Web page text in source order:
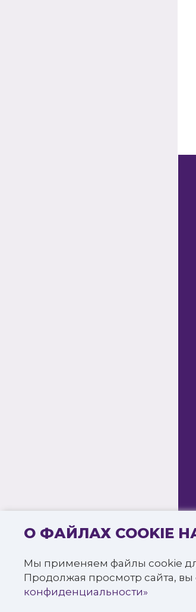
О ФАЙЛАХ COOKIE
Мы применяем файлы cookie
Продолжая просмотр сайта,
конфиденциальности»
СПРОСИТЬ